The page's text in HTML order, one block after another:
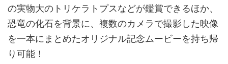
の実物大のトリケラトプスなどが鑑賞できるほか、
恐竜の化石を背景に、複数のカメラで撮影した映像
を一本にまとめたオリジナル記念ムービーを持ち帰
り可能！